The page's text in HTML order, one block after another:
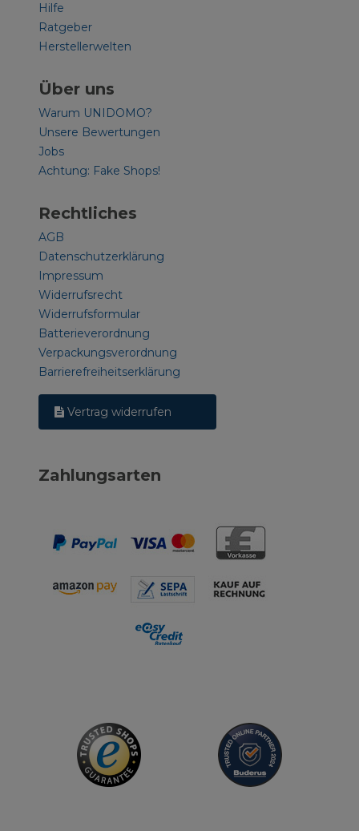
Hilfe
Ratgeber
Herstellerwelten
Über uns
Warum UNIDOMO?
Unsere Bewertungen
Jobs
Achtung: Fake Shops!
Rechtliches
AGB
Datenschutzerklärung
Impressum
Widerrufsrecht
Widerrufsformular
Batterieverordnung
Verpackungsverordnung
Barrierefreiheitserklärung
Vertrag widerrufen
Zahlungsarten